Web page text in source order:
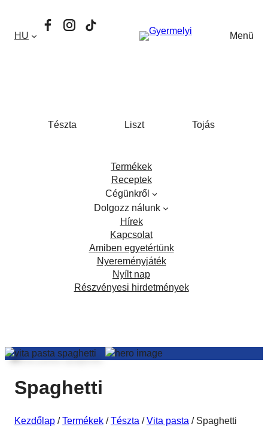
tartalomhoz
HU Facebook
Instagram
TikTok Menü
Tészta Liszt Tojás
Termékek
Receptek
Cégünkről
Dolgozz nálunk
Hírek
Kapcsolat
Amiben egyetértünk
Nyereményjáték
Nyílt nap
Részvényesi hirdetmények
Spaghetti
Kezdőlap /Termékek /Tészta /Vita pasta / Spaghetti